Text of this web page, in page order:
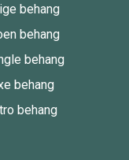
behang
behang
behang
behang
behang